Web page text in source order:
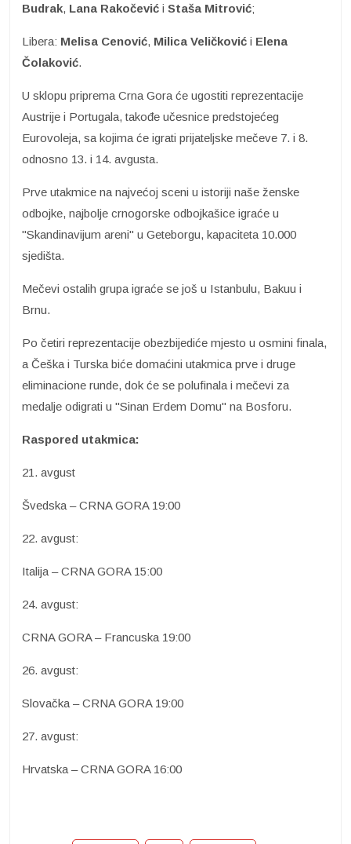
Budrak, Lana Rakočević i Staša Mitrović;
Libera: Melisa Cenović, Milica Veličković i Elena
Čolaković.
U sklopu priprema Crna Gora će ugostiti reprezentacije
Austrije i Portugala, takođe učesnice predstojećeg
Eurovoleja, sa kojima će igrati prijateljske mečeve 7. i 8.
odnosno 13. i 14. avgusta.
Prve utakmice na najvećoj sceni u istoriji naše ženske
odbojke, najbolje crnogorske odbojkašice igraće u
"Skandinavijum areni" u Geteborgu, kapaciteta 10.000
sjedišta.
Mečevi ostalih grupa igraće se još u Istanbulu, Bakuu i
Brnu.
Po četiri reprezentacije obezbijediće mjesto u osmini finala,
a Češka i Turska biće domaćini utakmica prve i druge
eliminacione runde, dok će se polufinala i mečevi za
medalje odigrati u "Sinan Erdem Domu" na Bosforu.
Raspored utakmica:
21. avgust
Švedska – CRNA GORA 19:00
22. avgust:
Italija – CRNA GORA 15:00
24. avgust:
CRNA GORA – Francuska 19:00
26. avgust:
Slovačka – CRNA GORA 19:00
27. avgust:
Hrvatska – CRNA GORA 16:00